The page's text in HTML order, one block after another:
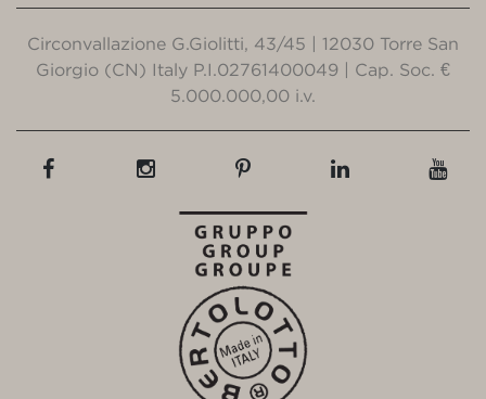
Circonvallazione G.Giolitti, 43/45 | 12030 Torre San
Giorgio (CN) Italy P.I.02761400049 | Cap. Soc. €
5.000.000,00 i.v.